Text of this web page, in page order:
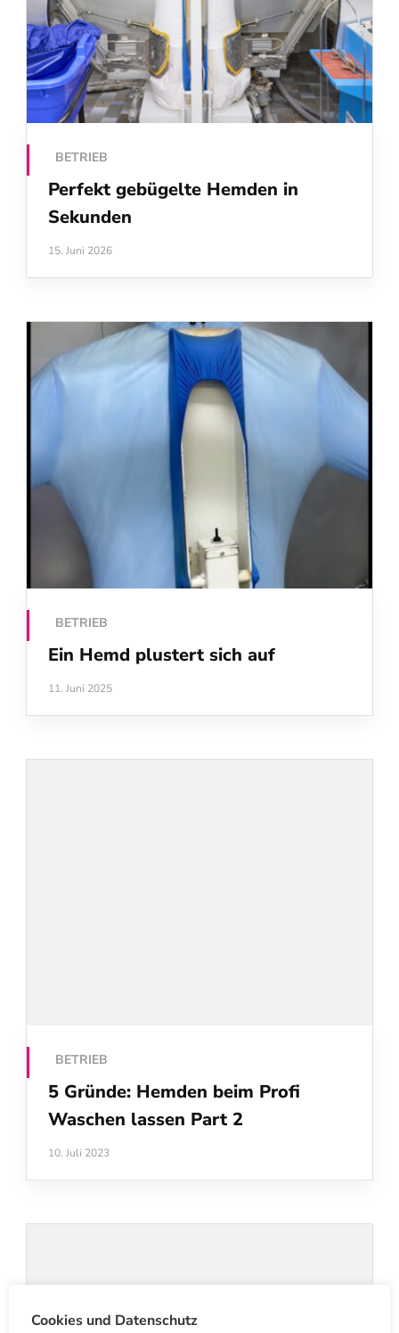
BETRIEB
Perfekt gebügelte Hemden in
Sekunden
15. Juni 2026
BETRIEB
Ein Hemd plustert sich auf
11. Juni 2025
BETRIEB
5 Gründe: Hemden beim Profi
Waschen lassen Part 2
10. Juli 2023
Cookies und Datenschutz